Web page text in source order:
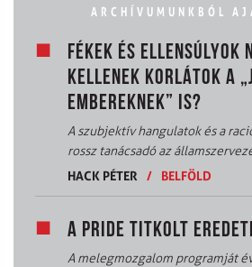
ARCHÍVUMUNKBÓL
FÉKEK ÉS ELLENSÚLYOK
KELLENEK KORLÁTOK A
EMBEREKNEK” IS?
A szubjektív hangulatok és a
rossz tanácsadó az
HACK PÉTER
/ BELFÖLD
A PRIDE TITKOLT
A melegmozgalom programját